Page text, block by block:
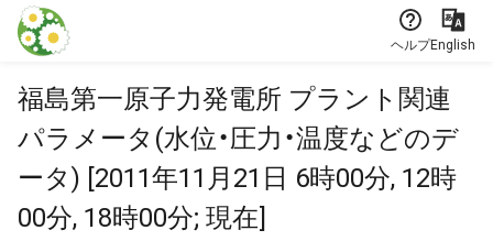
本文に飛ぶ
ヘルプEnglish
福島第一原子力発電所 プラント関連
パラメータ(水位・圧力・温度などのデ
ータ) [2011年11月21日 6時00分, 12時
00分, 18時00分; 現在]